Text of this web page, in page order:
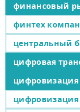
финансовый
финтех
центральный
цифровая
цифровизация